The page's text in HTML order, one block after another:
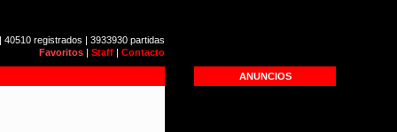
40510 registrados | 3933930 partidas
Favoritos | Staff | Contacto
ANUNCIOS